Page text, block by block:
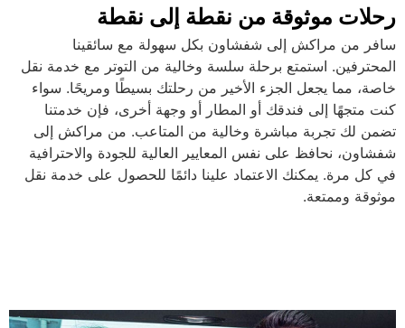
رحلات موثوقة من نقطة إلى نقطة
سافر من مراكش إلى شفشاون بكل سهولة مع سائقينا
المحترفين. استمتع برحلة سلسة وخالية من التوتر مع خدمة نقل
خاصة، مما يجعل الجزء الأخير من رحلتك بسيطًا ومريحًا. سواء
كنت متجهًا إلى فندقك أو المطار أو وجهة أخرى، فإن خدمتنا
تضمن لك تجربة مباشرة وخالية من المتاعب. من مراكش إلى
شفشاون، نحافظ على نفس المعايير العالية للجودة والاحترافية
في كل مرة. يمكنك الاعتماد علينا دائمًا للحصول على خدمة نقل
موثوقة وممتعة.